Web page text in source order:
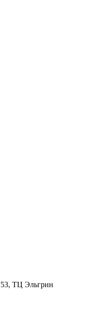
53, ТЦ Эльгрин